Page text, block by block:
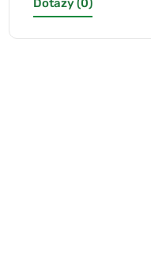
Dotazy (0)